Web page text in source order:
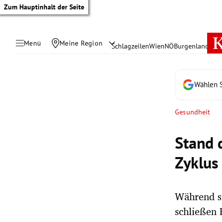
Zum Hauptinhalt der Seite
Menü Meine Region SchlagzeilenWienNÖBurgenland
Wählen
Gesundheit
Stand
Während
schließen